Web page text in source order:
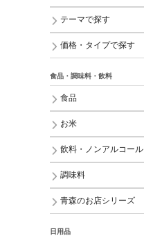
テーマで探す
価格・タイプで探す
食品・調味料・飲料
食品
お米
飲料・ノンアルコール
調味料
青森のお店シリーズ
日用品